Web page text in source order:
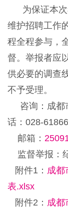
为保证本次
维护招聘工作
程全程参与，
督。举报者应
供必要的调查
不予受理。
咨询：成都
话：028-
邮箱：
监督举报：
附件1： 成都
表.xlsx
附件2： 成都